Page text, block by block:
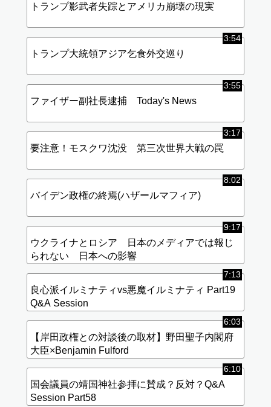
トランプ影武者失踪とアメリカ崩壊の現実
3:54
トランプ大統領アジア乞食外交巡り
3:55
ファイザー副社長逮捕 Today's News
3:17
要注意！モスクワ沈没 第三次世界大戦の罠
8:02
バイデン政権の終焉(ハザールマフィア)
9:17
ウクライナとロシア 日本のメディアでは報じ
られない 日本への影響
7:13
良心派イルミナティvs悪魔イルミナティ Part19
Q&A Session
6:03
【岸田政権との対談後の取材】野田聖子内閣府
大臣×Benjamin Fulford
6:10
国会議員の靖国神社参拝に賛成？反対？Q&A
Session Part58